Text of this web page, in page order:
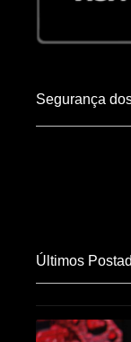
Segurança
Últimos